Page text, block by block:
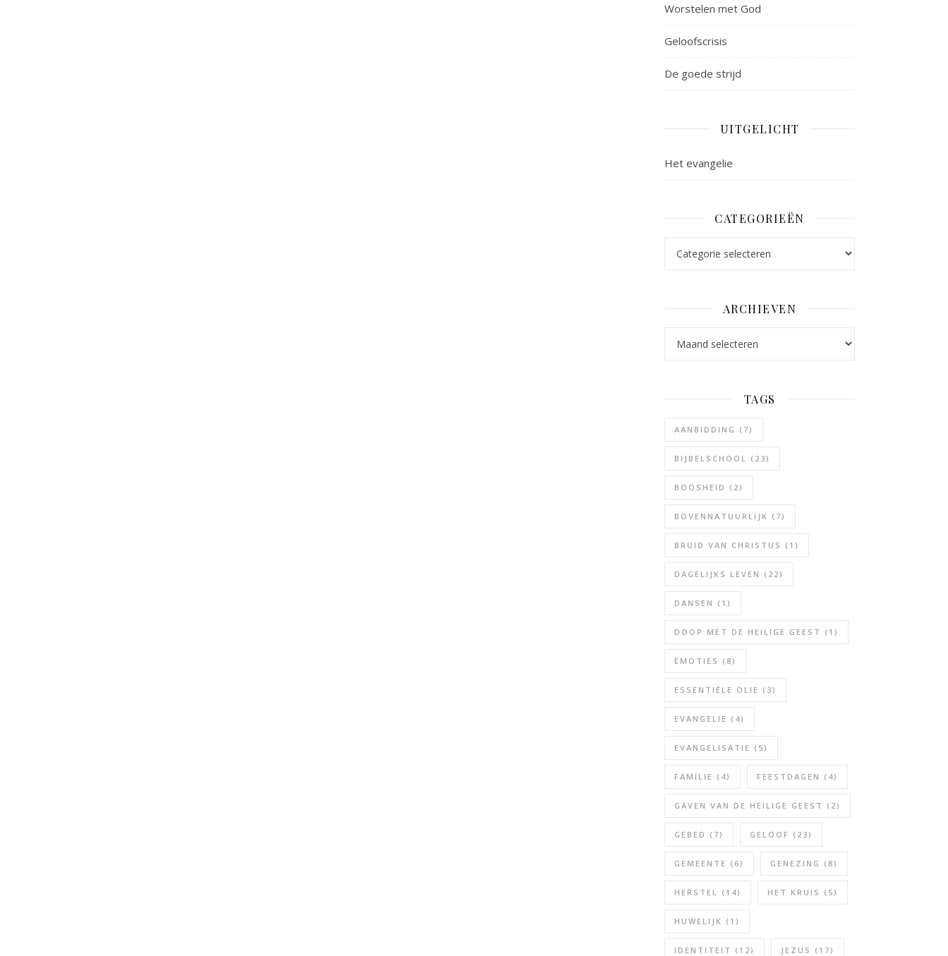
Worstelen met God
Geloofscrisis
De goede strijd
UITGELICHT
Het evangelie
CATEGORIEËN
ARCHIEVEN
TAGS
AANBIDDING (7)
BIJBELSCHOOL (23)
BOOSHEID (2)
BOVENNATUURLIJK (7)
BRUID VAN CHRISTUS (1)
DAGELIJKS LEVEN (22)
DANSEN (1)
DOOP MET DE HEILIGE GEEST (1)
EMOTIES (8)
ESSENTIËLE OLIE (3)
EVANGELIE (4)
EVANGELISATIE (5)
FAMILIE (4) FEESTDAGEN (4)
GAVEN VAN DE HEILIGE GEEST (2)
GEBED (7) GELOOF (23)
GEMEENTE (6) GENEZING (8)
HERSTEL (14) HET KRUIS (5)
HUWELIJK (1)
IDENTITEIT (12) JEZUS (17)